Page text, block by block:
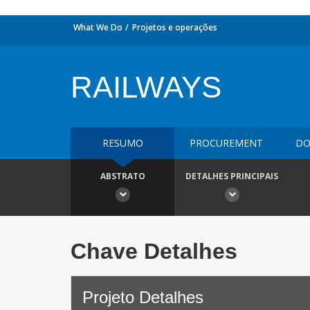
What We Do Projetos e operações
RAILWAYS
RESUMO PROCUREMENT
ABSTRATO DETALHES PRINCIPAIS
Chave Detalhes
Projeto Detalhes